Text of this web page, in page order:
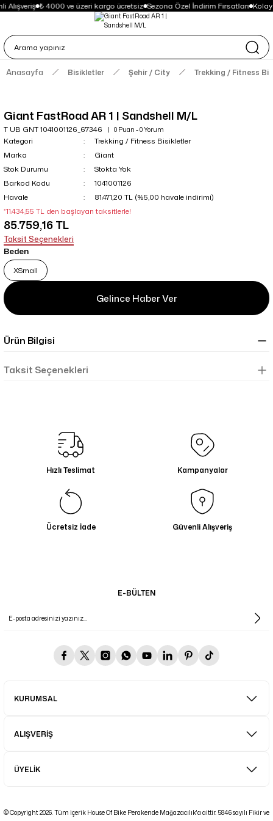
Alışveriş ₺ 4000 ve üzeri kargo ücretsiz Sezona Özel İndirim Fırsatları Kolay
Anasayfa Bisikletler Şehir / City Trekking / Fitness
Giant FastRoad AR 1 | Sandshell M/L
T UB GNT 1041001126_67346 0 Puan - 0 Yorum
Kategori
Trekking / Fitness Bisikletler
Marka
Giant
Stok Durumu
Stokta Yok
Barkod Kodu
1041001126
Havale
81.471,20 TL (%5,00 havale indirimi)
*11.434,55 TL den başlayan taksitlerle!
85.759,16 TL
Taksit Seçenekleri
Beden
XSmall
Gelince Haber Ver
Ürün Bilgisi
Taksit Seçenekleri
Hızlı Teslimat Kampanyalar
Ücretsiz İade Güvenli Alışveriş
E-BÜLTEN
KURUMSAL
ALIŞVERİŞ
ÜYELİK
© Copyright 2026. Tüm içerik House Of Bike Perakende Mağazacılık'a aittir. 5846 sayılı Fikir ve